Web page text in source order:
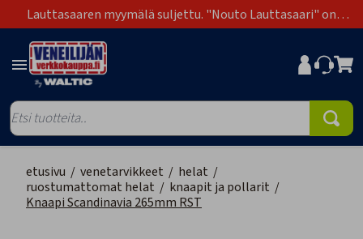
Lauttasaaren myymälä suljettu. "Nouto Lauttasaari" on
poistunut toimitustapavaihtoehdoista.
etusivu / venetarvikkeet / helat /
ruostumattomat helat / knaapit ja pollarit /
Knaapi Scandinavia 265mm RST